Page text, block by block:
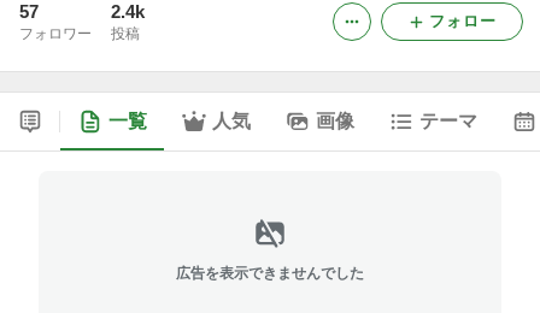
57
フォロワー
2.4k
投稿
フォロー
一覧 人気 画像 テーマ
広告を表示できませんでした